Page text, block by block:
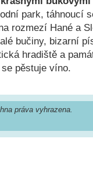
park, táhnoucí
rozmezí Hané a
bučiny, bizarní
hradiště a
pěstuje víno.
práva vyhrazena.